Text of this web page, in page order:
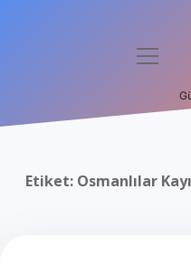
Politikası
menüyü
Etiket: Osmanlılar